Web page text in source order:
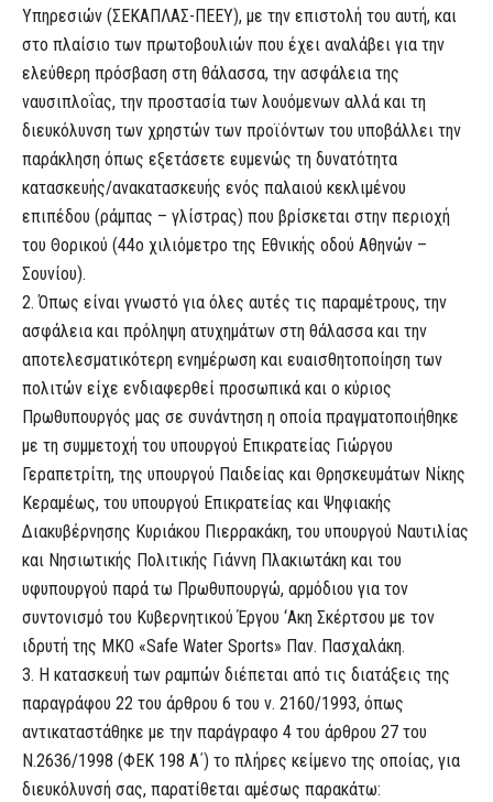
Υπηρεσιών (ΣΕΚΑΠΛΑΣ-ΠΕΕΥ), με την επιστολή του αυτή, και
στο πλαίσιο των πρωτοβουλιών που έχει αναλάβει για την
ελεύθερη πρόσβαση στη θάλασσα, την ασφάλεια της
ναυσιπλοΐας, την προστασία των λουόμενων αλλά και τη
διευκόλυνση των χρηστών των προϊόντων του υποβάλλει την
παράκληση όπως εξετάσετε ευμενώς τη δυνατότητα
κατασκευής/ανακατασκευής ενός παλαιού κεκλιμένου
επιπέδου (ράμπας – γλίστρας) που βρίσκεται στην περιοχή
του Θορικού (44ο χιλιόμετρο της Εθνικής οδού Αθηνών –
Σουνίου).
2. Όπως είναι γνωστό για όλες αυτές τις παραμέτρους, την
ασφάλεια και πρόληψη ατυχημάτων στη θάλασσα και την
αποτελεσματικότερη ενημέρωση και ευαισθητοποίηση των
πολιτών είχε ενδιαφερθεί προσωπικά και ο κύριος
Πρωθυπουργός μας σε συνάντηση η οποία πραγματοποιήθηκε
με τη συμμετοχή τoυ υπουργού Επικρατείας Γιώργου
Γεραπετρίτη, της υπουργού Παιδείας και Θρησκευμάτων Νίκης
Κεραμέως, του υπουργού Επικρατείας και Ψηφιακής
Διακυβέρνησης Κυριάκου Πιερρακάκη, του υπουργού Ναυτιλίας
και Νησιωτικής Πολιτικής Γιάννη Πλακιωτάκη και του
υφυπουργού παρά τω Πρωθυπουργώ, αρμόδιου για τον
συντονισμό του Κυβερνητικού Έργου ‘Ακη Σκέρτσου με τον
ιδρυτή της ΜΚΟ «Safe Water Sports» Παν. Πασχαλάκη.
3. Η κατασκευή των ραμπών διέπεται από τις διατάξεις της
παραγράφου 22 του άρθρου 6 του ν. 2160/1993, όπως
αντικαταστάθηκε με την παράγραφο 4 του άρθρου 27 του
Ν.2636/1998 (ΦΕΚ 198 Α΄) το πλήρες κείμενο της οποίας, για
διευκόλυνσή σας, παρατίθεται αμέσως παρακάτω: